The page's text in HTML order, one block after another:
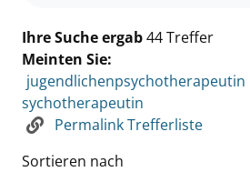
Ihre Suche ergab44 Treffer
Meinten Sie:
jugendlichenpsychotherapeutin
sychotherapeutin
Permalink Trefferliste
Sortieren nach